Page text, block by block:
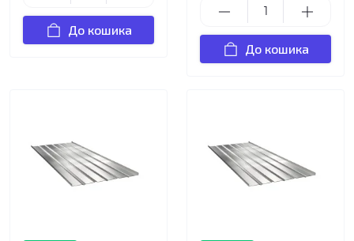
До кошика
До кошика